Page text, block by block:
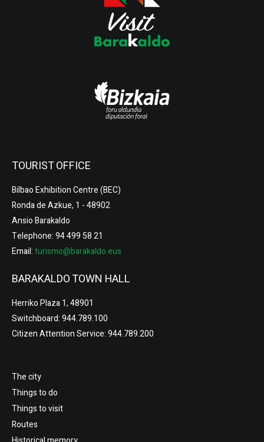
TOURIST OFFICE
Bilbao Exhibition Centre (BEC)
Ronda de Azkue, 1 - 48902
Ansio Barakaldo
Telephone: 94 499 58 21
Email:turismo@barakaldo.eus
BARAKALDO TOWN HALL
Herriko Plaza 1, 48901
Switchboard: 944.789.100
Citizen Attention Service: 944.789.200
The city
Things to do
Things to visit
Routes